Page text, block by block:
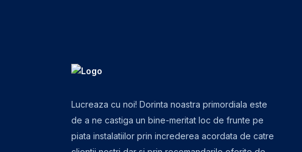
Lucreaza cu noi! Dorinta noastra primordiala este
de a ne castiga un bine-meritat loc de frunte pe
piata instalatiilor prin increderea acordata de catre